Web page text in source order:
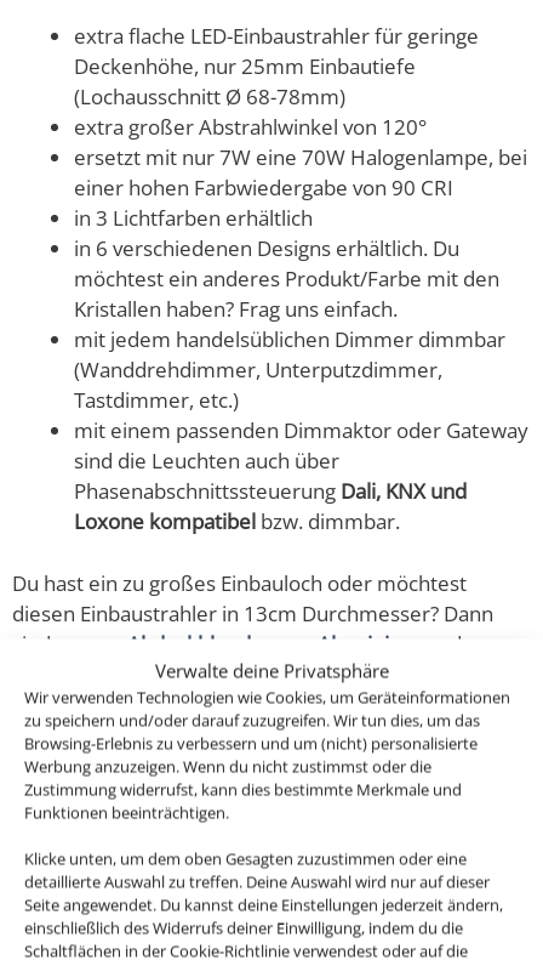
Verwalte deine Privatsphäre
Wir verwenden Technologien wie Cookies, um Geräteinformationen
zu speichern und/oder darauf zuzugreifen. Wir tun dies, um das
Browsing-Erlebnis zu verbessern und um (nicht) personalisierte
Werbung anzuzeigen. Wenn du nicht zustimmst oder die
Zustimmung widerrufst, kann dies bestimmte Merkmale und
Funktionen beeinträchtigen.
Klicke unten, um dem oben Gesagten zuzustimmen oder eine
detaillierte Auswahl zu treffen. Deine Auswahl wird nur auf dieser
Seite angewendet. Du kannst deine Einstellungen jederzeit ändern,
einschließlich des Widerrufs deiner Einwilligung, indem du die
Schaltflächen in der Cookie-Richtlinie verwendest oder auf die
extra flache LED-Einbaustrahler für geringe
Deckenhöhe, nur 25mm Einbautiefe
(Lochausschnitt Ø 68-78mm)
extra großer Abstrahlwinkel von 120°
ersetzt mit nur 7W eine 70W Halogenlampe, bei
einer hohen Farbwiedergabe von 90 CRI
in 3 Lichtfarben erhältlich
in 6 verschiedenen Designs erhältlich. Du
möchtest ein anderes Produkt/Farbe mit den
Kristallen haben? Frag uns einfach.
mit jedem handelsüblichen Dimmer dimmbar
(Wanddrehdimmer, Unterputzdimmer,
Tastdimmer, etc.)
mit einem passenden Dimmaktor oder Gateway
sind die Leuchten auch über
Phasenabschnittssteuerung Dali, KNX und
Loxone kompatibel bzw. dimmbar.
Du hast ein zu großes Einbauloch oder möchtest
diesen Einbaustrahler in 13cm Durchmesser? Dann
sind unsere
Abdeckblenden aus Aluminium
und
Abdeckblenden aus Glasetwas für dich.
Diese dimmbaren LED-Einbaustrahler aus Aluminium
sind nicht nur zeitlos schön und modern, sondern
erzeugen auch ein helles und sehr angenehmes Licht
deine Wohnräume und das mit 80-90% weniger
Energieverbrauch im Gegensatz zu den alten
Halogenlampen.